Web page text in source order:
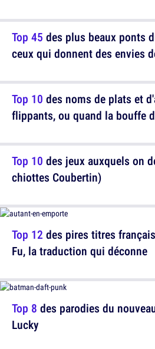
Top 10 des noms de plats et
flippants, ou quand la bouffe
Top 12 des pires titres
Fu, la traduction qui déconne
Top 45 des plus beaux ponts
ceux qui donnent des envies
Top 10 des jeux auxquels on
chiottes Coubertin)
Top 8 des parodies du
Lucky